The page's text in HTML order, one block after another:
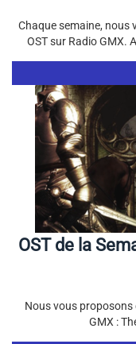
Chaque semaine, nous
OST sur Radio GMX.
OST de la
Nous vous proposons
GMX :